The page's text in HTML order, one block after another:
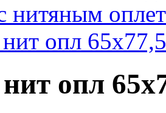
нитяным
нит опл
нит опл